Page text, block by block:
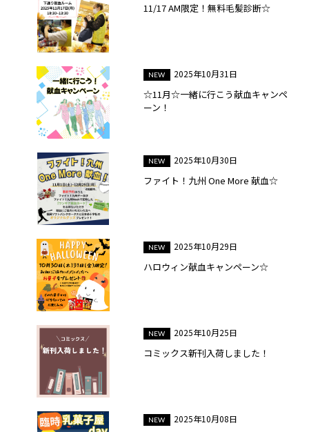
11/17 AM限定！無料毛髪診断☆
2025年10月31日
☆11月☆一緒に行こう献血キャンペ
ーン！
2025年10月30日
ファイト！九州 One More 献血☆
2025年10月29日
ハロウィン献血キャンペーン☆
2025年10月25日
コミックス新刊入荷しました！
2025年10月08日